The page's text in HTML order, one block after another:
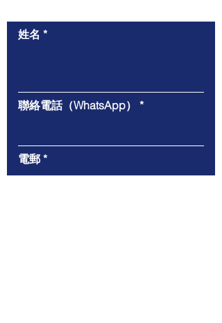
姓名
聯絡電話（WhatsApp）
電郵